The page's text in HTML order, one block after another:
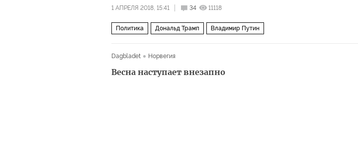
1 АПРЕЛЯ 2018, 15:41 34 11118
Политика Дональд Трамп Владимир Путин
Dagbladet Норвегия
Весна наступает внезапно